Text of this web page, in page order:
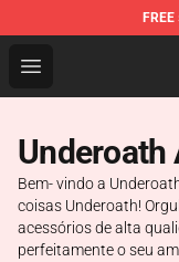
FREE
Open menu
Underoath
Underoath
Bem- vindo a
coisas Underoath!
acessórios de alta
perfeitamente o seu